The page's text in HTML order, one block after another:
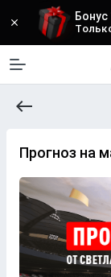
Бонус
Прогноз на